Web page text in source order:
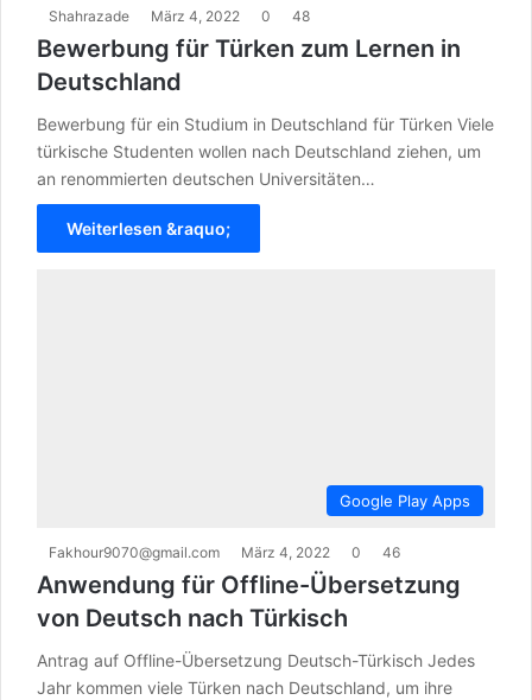
Shahrazade März 4, 2022 0 48
Bewerbung für Türken zum Lernen in
Deutschland
Bewerbung für ein Studium in Deutschland für Türken Viele
türkische Studenten wollen nach Deutschland ziehen, um
an renommierten deutschen Universitäten…
Weiterlesen &raquo;
Google Play Apps
Fakhour9070@gmail.com März 4, 2022 0 46
Anwendung für Offline-Übersetzung
von Deutsch nach Türkisch
Antrag auf Offline-Übersetzung Deutsch-Türkisch Jedes
Jahr kommen viele Türken nach Deutschland, um ihre